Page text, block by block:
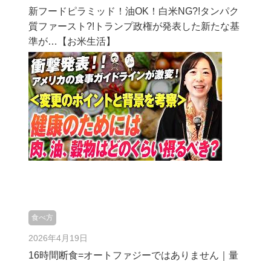
新フードピラミッド！油OK！白米NG?!タンパク
質ファースト?!トランプ政権が発表した新たな基
準が…【お米生活】
食べ方
2026年4月19日
16時間断食=オートファジーではありません｜量